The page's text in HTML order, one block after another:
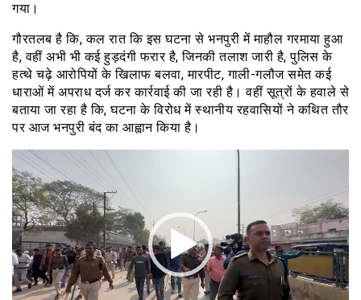
गया।
गौरतलब है कि, कल रात कि इस घटना से भनपुरी में माहौल गरमाया हुआ
है, वहीं अभी भी कई हुड़दंगी फरार है, जिनकी तलाश जारी है, पुलिस के
हत्थे चढ़े आरोपियों के खिलाफ बलवा, मारपीट, गाली-गलौज समेत कई
धाराओं में अपराध दर्ज कर कार्रवाई की जा रही है। वहीं सूत्रों के हवाले से
बताया जा रहा है कि, घटना के विरोध में स्थानीय रहवासियों ने कथित तौर
पर आज भनपुरी बंद का आह्वान किया है।
वीडियो
प्लेयर